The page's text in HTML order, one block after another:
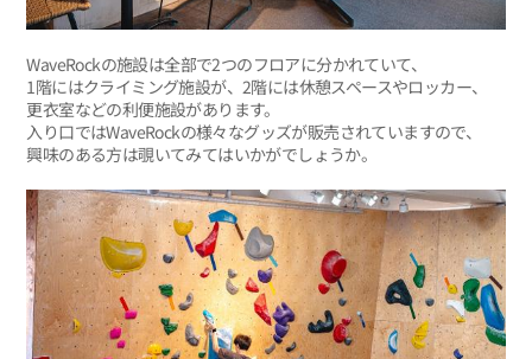
WaveRockの施設は全部で2つのフロアに分かれていて、
1階にはクライミング施設が、2階には休憩スペースやロッカー、
更衣室などの利便施設があります。
入り口ではWaveRockの様々なグッズが販売されていますので、
興味のある方は覗いてみてはいかがでしょうか。